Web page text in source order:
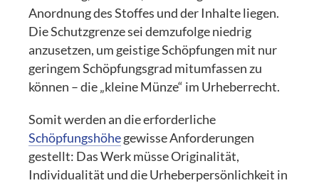
Anordnung des Stoffes und der Inhalte liegen.
Die Schutzgrenze sei demzufolge niedrig
anzusetzen, um geistige Schöpfungen mit nur
geringem Schöpfungsgrad mitumfassen zu
können – die „kleine Münze“ im Urheberrecht.
Somit werden an die erforderliche
Schöpfungshöhegewisse Anforderungen
gestellt: Das Werk müsse Originalität,
Individualität und die Urheberpersönlichkeit in